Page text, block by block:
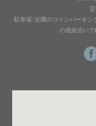
駐車場: 近隣のコインパーキ
の道路沿いで